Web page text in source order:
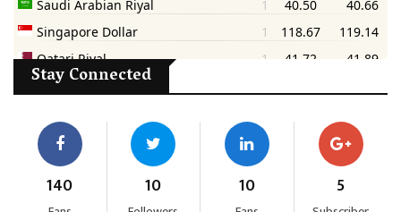
Stay Connected
140 10 10 5